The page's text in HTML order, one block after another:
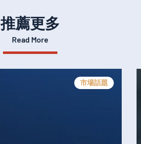
推薦更多
Read More
市場話題